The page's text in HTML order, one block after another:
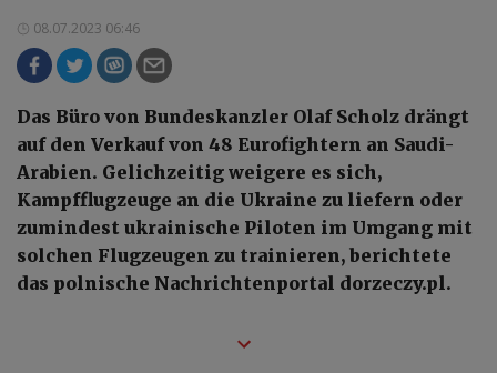
08.07.2023 06:46
Das Büro von Bundeskanzler Olaf Scholz drängt
auf den Verkauf von 48 Eurofightern an Saudi-
Arabien. Gelichzeitig weigere es sich,
Kampfflugzeuge an die Ukraine zu liefern oder
zumindest ukrainische Piloten im Umgang mit
solchen Flugzeugen zu trainieren, berichtete
das polnische Nachrichtenportal dorzeczy.pl.